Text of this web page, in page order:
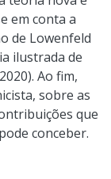
em conta a
de Lowenfeld
ilustrada de
Ao fim,
sobre as
que
conceber.